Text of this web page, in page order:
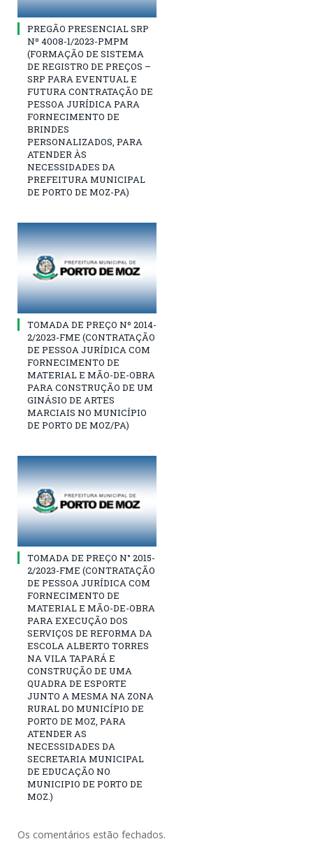
PREGÃO PRESENCIAL SRP
Nº 4008-1/2023-PMPM
(FORMAÇÃO DE SISTEMA
DE REGISTRO DE PREÇOS –
SRP PARA EVENTUAL E
FUTURA CONTRATAÇÃO DE
PESSOA JURÍDICA PARA
FORNECIMENTO DE
BRINDES
PERSONALIZADOS, PARA
ATENDER ÀS
NECESSIDADES DA
PREFEITURA MUNICIPAL
DE PORTO DE MOZ-PA)
TOMADA DE PREÇO Nº 2014-
2/2023-FME (CONTRATAÇÃO
DE PESSOA JURÍDICA COM
FORNECIMENTO DE
MATERIAL E MÃO-DE-OBRA
PARA CONSTRUÇÃO DE UM
GINÁSIO DE ARTES
MARCIAIS NO MUNICÍPIO
DE PORTO DE MOZ/PA)
TOMADA DE PREÇO N° 2015-
2/2023-FME (CONTRATAÇÃO
DE PESSOA JURÍDICA COM
FORNECIMENTO DE
MATERIAL E MÃO-DE-OBRA
PARA EXECUÇÃO DOS
SERVIÇOS DE REFORMA DA
ESCOLA ALBERTO TORRES
NA VILA TAPARÁ E
CONSTRUÇÃO DE UMA
QUADRA DE ESPORTE
JUNTO A MESMA NA ZONA
RURAL DO MUNICÍPIO DE
PORTO DE MOZ, PARA
ATENDER AS
NECESSIDADES DA
SECRETARIA MUNICIPAL
DE EDUCAÇÃO NO
MUNICIPIO DE PORTO DE
MOZ.)
Os comentários estão fechados.